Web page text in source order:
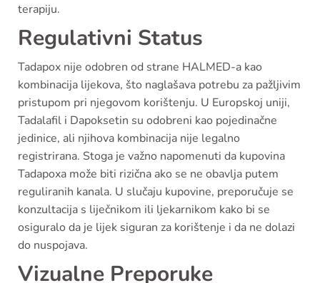
terapiju.
Regulativni Status
Tadapox nije odobren od strane HALMED-a kao
kombinacija lijekova, što naglašava potrebu za pažljivim
pristupom pri njegovom korištenju. U Europskoj uniji,
Tadalafil i Dapoksetin su odobreni kao pojedinačne
jedinice, ali njihova kombinacija nije legalno
registrirana. Stoga je važno napomenuti da kupovina
Tadapoxa može biti rizična ako se ne obavlja putem
reguliranih kanala. U slučaju kupovine, preporučuje se
konzultacija s liječnikom ili ljekarnikom kako bi se
osiguralo da je lijek siguran za korištenje i da ne dolazi
do nuspojava.
Vizualne Preporuke